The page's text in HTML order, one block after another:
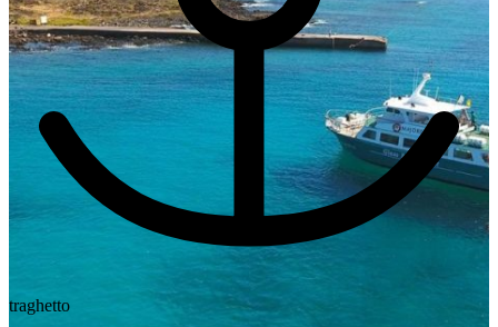
traghetto